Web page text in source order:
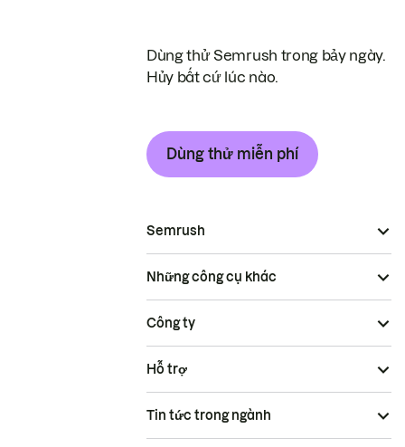
Dùng thử Semrush trong bảy ngày.
Hủy bất cứ lúc nào.
Dùng thử miễn phí
Semrush
Những công cụ khác
Công ty
Hỗ trợ
Tin tức trong ngành